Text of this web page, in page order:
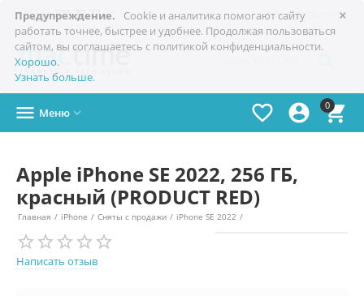
×
Предупреждение.
Cookie и аналитика помогают сайту
работать точнее, быстрее и удобнее. Продолжая пользоваться
сайтом, вы соглашаетесь с политикой конфиденциальности.
Хорошо.
Узнать больше.
Симферополь
+7(978)773-77-77 
0



 Меню 
Apple iPhone SE 2022, 256 ГБ,
красный (PRODUCT RED)
Главная / iPhone / Сняты с продажи / iPhone SE 2022 /
Написать отзыв